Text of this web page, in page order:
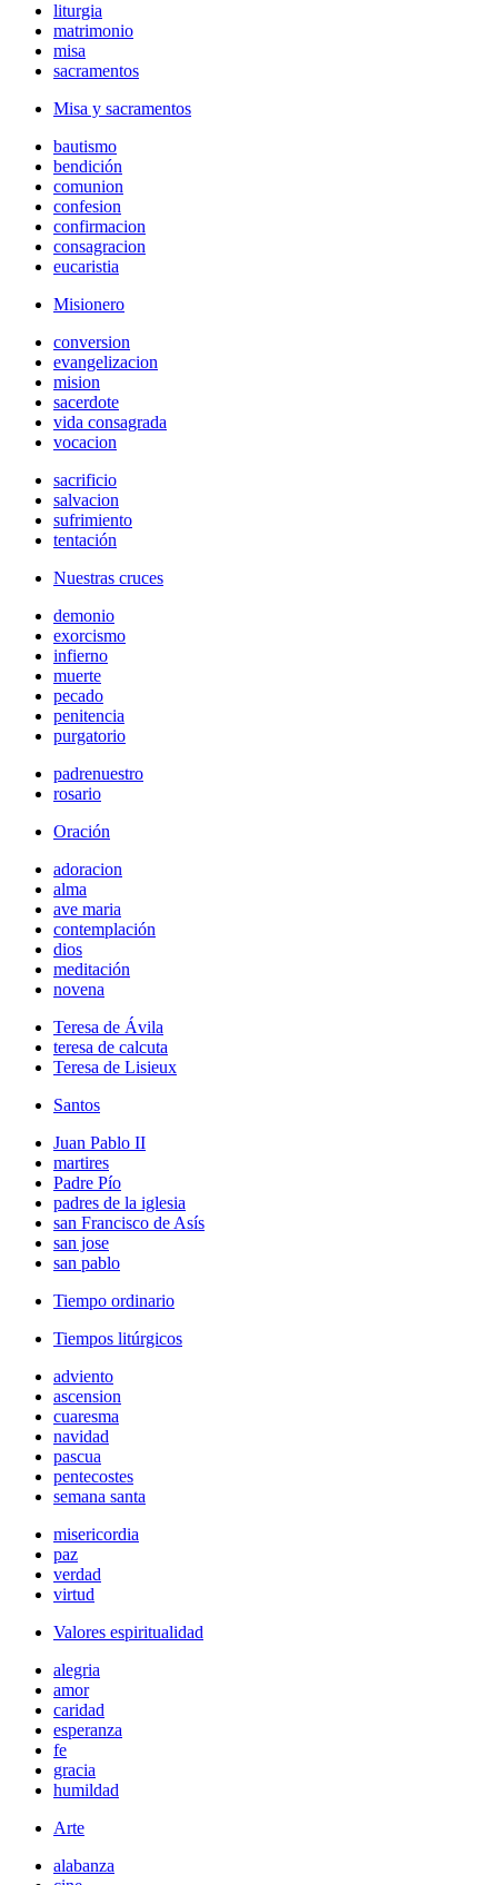
liturgia
matrimonio
misa
sacramentos
Misa y sacramentos
bautismo
bendición
comunion
confesion
confirmacion
consagracion
eucaristia
Misionero
conversion
evangelizacion
mision
sacerdote
vida consagrada
vocacion
sacrificio
salvacion
sufrimiento
tentación
Nuestras cruces
demonio
exorcismo
infierno
muerte
pecado
penitencia
purgatorio
padrenuestro
rosario
Oración
adoracion
alma
ave maria
contemplación
dios
meditación
novena
Teresa de Ávila
teresa de calcuta
Teresa de Lisieux
Santos
Juan Pablo II
martires
Padre Pío
padres de la iglesia
san Francisco de Asís
san jose
san pablo
Tiempo ordinario
Tiempos litúrgicos
adviento
ascension
cuaresma
navidad
pascua
pentecostes
semana santa
misericordia
paz
verdad
virtud
Valores espiritualidad
alegria
amor
caridad
esperanza
fe
gracia
humildad
Arte
alabanza